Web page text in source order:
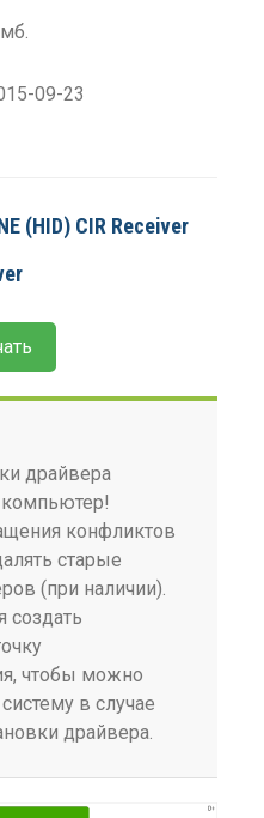
09-23
(HID) CIR Receiver
драйвера
компьютер!
конфликтов
старые
(при наличии).
создать
чтобы можно
в случае
драйвера.